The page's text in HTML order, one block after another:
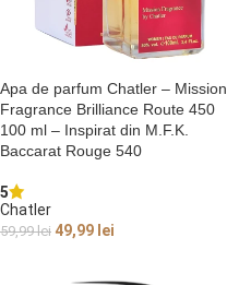
Apa de parfum Chatler – Mission
Fragrance Brilliance Route 450
100 ml – Inspirat din M.F.K.
Baccarat Rouge 540
5
Chatler
59,99lei 49,99 lei